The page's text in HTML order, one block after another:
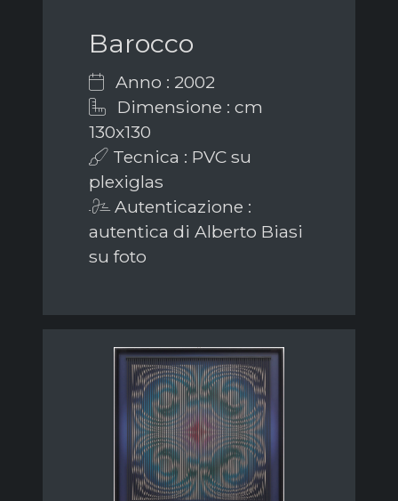
Barocco
Anno : 2002
Dimensione : cm
130x130
Tecnica : PVC su
plexiglas
Autenticazione :
autentica di Alberto Biasi
su foto